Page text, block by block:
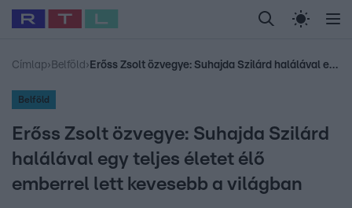
Legfrissebb RTL Híradó Randi Celeb vagyok,
Babits Marcella Most Wanted Gallusz
Címlap› Belföld › Erőss Zsolt özvegye: Suhajda Szilárd halálával egy teljes életet élő emberrel lett kevesebb a világban
Belföld
Erőss Zsolt özvegye: Suhajda Szilárd
halálával egy teljes életet élő
emberrel lett kevesebb a világban